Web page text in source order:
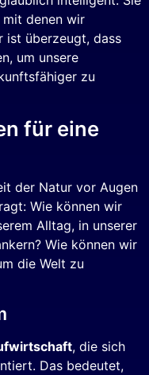
mit denen wir
ist überzeugt, dass
um unsere
zu
für eine
der Natur vor Augen
Wie können wir
Alltag, in unserer
Wie können wir
die Welt zu
, die sich
Das bedeutet,